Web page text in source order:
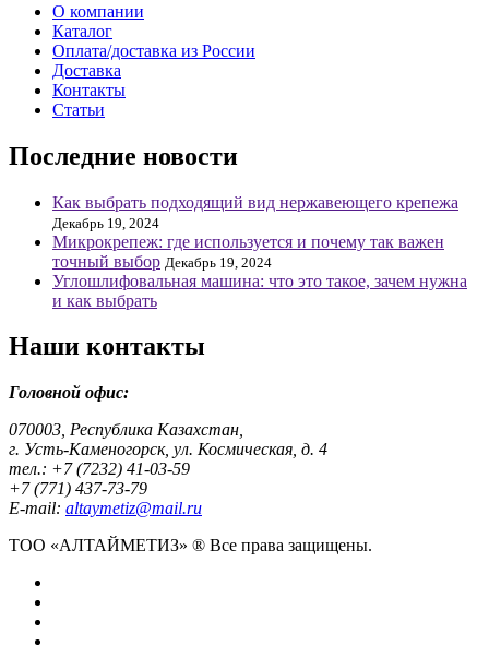
О компании
Каталог
Оплата/доставка из России
Доставка
Контакты
Статьи
Последние новости
Как выбрать подходящий вид нержавеющего крепежа
Декабрь 19, 2024
Микрокрепеж: где используется и почему так важен
точный выбор Декабрь 19, 2024
Углошлифовальная машина: что это такое, зачем нужна
и как выбрать
Наши контакты
Головной офис:
070003, Республика Казахстан,
г. Усть-Каменогорск, ул. Космическая, д. 4
тел.: +7 (7232) 41-03-59
+7 (771) 437-73-79
E-mail: altaymetiz@mail.ru
ТОО «АЛТАЙМЕТИЗ» ® Все права защищены.